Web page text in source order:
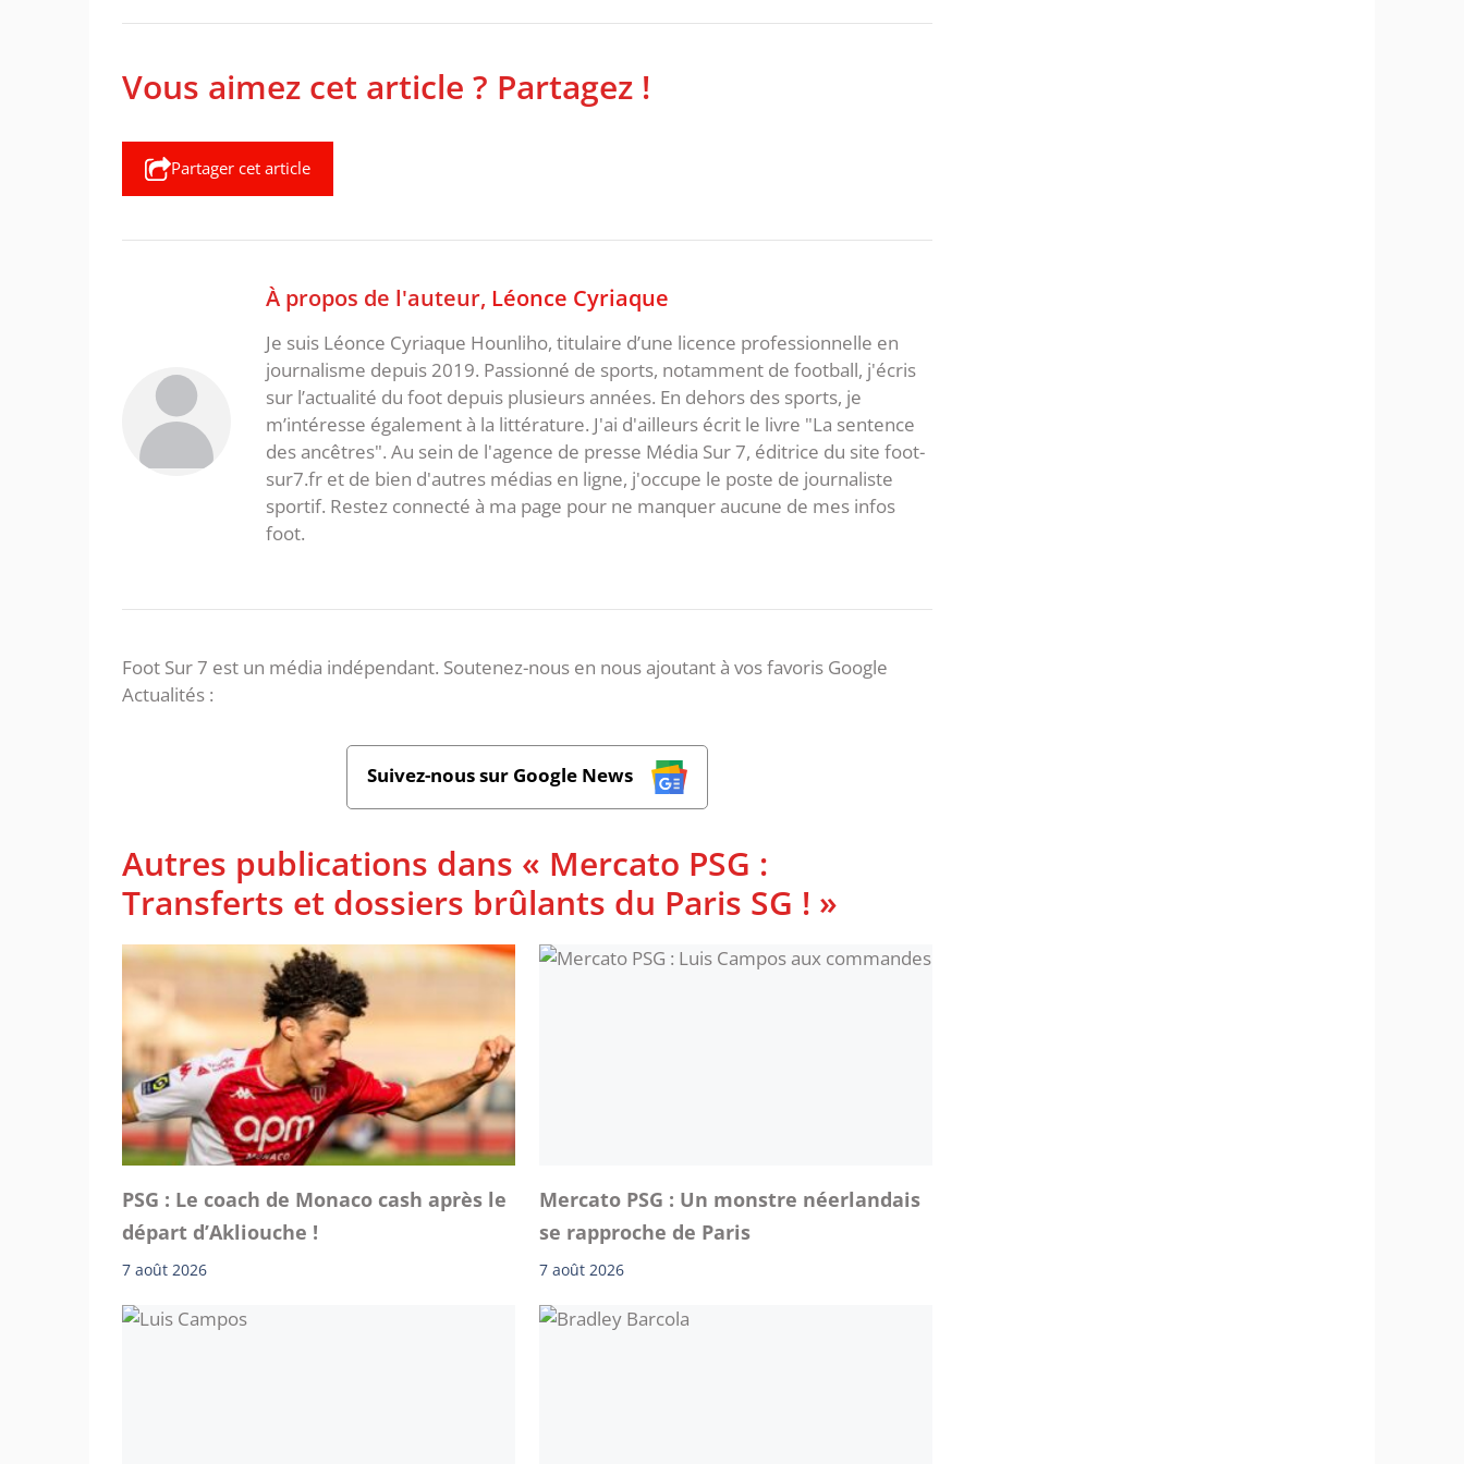
Vous aimez cet article ? Partagez !
Partager cet article
À propos de l'auteur, Léonce Cyriaque
Je suis Léonce Cyriaque Hounliho, titulaire d’une licence professionnelle en
journalisme depuis 2019. Passionné de sports, notamment de football, j'écris
sur l’actualité du foot depuis plusieurs années. En dehors des sports, je
m’intéresse également à la littérature. J'ai d'ailleurs écrit le livre "La sentence
des ancêtres". Au sein de l'agence de presse Média Sur 7, éditrice du site foot-
sur7.fr et de bien d'autres médias en ligne, j'occupe le poste de journaliste
sportif. Restez connecté à ma page pour ne manquer aucune de mes infos
foot.
Foot Sur 7 est un média indépendant. Soutenez-nous en nous ajoutant à vos favoris Google
Actualités :
Suivez-nous sur Google News
Autres publications dans « Mercato PSG :
Transferts et dossiers brûlants du Paris SG ! »
PSG : Le coach de Monaco cash après le
départ d’Akliouche !
7 août 2026
Mercato PSG : Un monstre néerlandais
se rapproche de Paris
7 août 2026